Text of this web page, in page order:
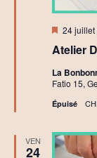
Atelier
Mis
avant
24 juillet
La
Fatio 15,
Épuisé
VEN
24